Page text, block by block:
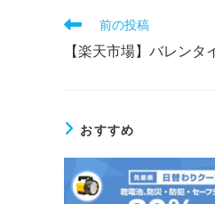
そ
の
他
を
む
前の投稿
【楽天市場】バレンタ
おすすめ